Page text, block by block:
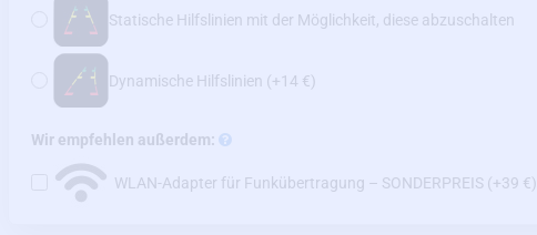
Statische Hilfslinien mit der Möglichkeit, diese abzuschalten
Dynamische Hilfslinien (+14 €)
Wir empfehlen außerdem:
WLAN-Adapter für Funkübertragung – SONDERPREIS (+39 €)